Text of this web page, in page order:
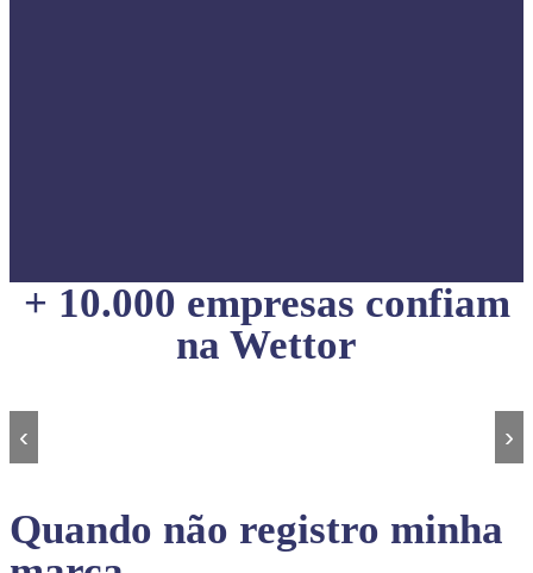
+ 10.000 empresas confiam
na Wettor
‹ ›
Quando não registro minha